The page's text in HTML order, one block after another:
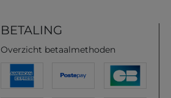
BETALING
Overzicht betaalmethoden